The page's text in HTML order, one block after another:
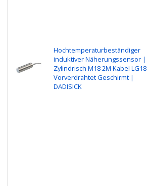
Hochtemperaturbeständiger
induktiver Näherungssensor |
Zylindrisch M18 2M Kabel LG18
Vorverdrahtet Geschirmt |
DADISICK